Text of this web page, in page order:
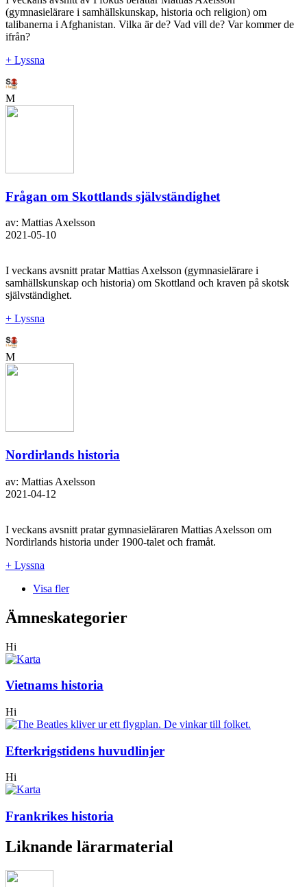
(gymnasielärare i samhällskunskap, historia och religion) om
talibanerna i Afghanistan. Vilka är de? Vad vill de? Var kommer de
ifrån?
+ Lyssna
M
Frågan om Skottlands självständighet
av: Mattias Axelsson
2021-05-10
I veckans avsnitt pratar Mattias Axelsson (gymnasielärare i
samhällskunskap och historia) om Skottland och kraven på skotsk
självständighet.
+ Lyssna
M
Nordirlands historia
av: Mattias Axelsson
2021-04-12
I veckans avsnitt pratar gymnasieläraren Mattias Axelsson om
Nordirlands historia under 1900-talet och framåt.
+ Lyssna
Visa fler
Ämneskategorier
Hi
Vietnams historia
Hi
Efterkrigstidens huvudlinjer
Hi
Frankrikes historia
Liknande lärarmaterial